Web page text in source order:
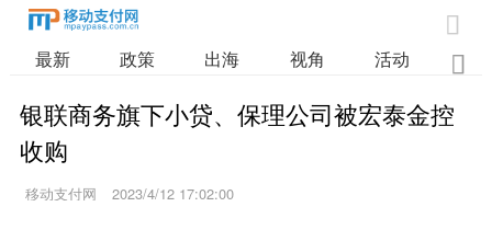

最新 政策 出海 视角 活动 业

银联商务旗下小贷、保理公司被宏泰金控
收购
移动支付网 2023/4/12 17:02:00